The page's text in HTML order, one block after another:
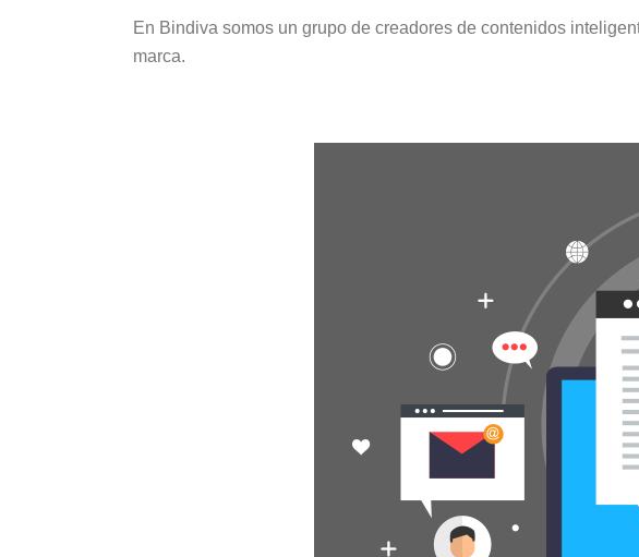
En Bindiva somos un grupo de creadores de contenidos
marca.